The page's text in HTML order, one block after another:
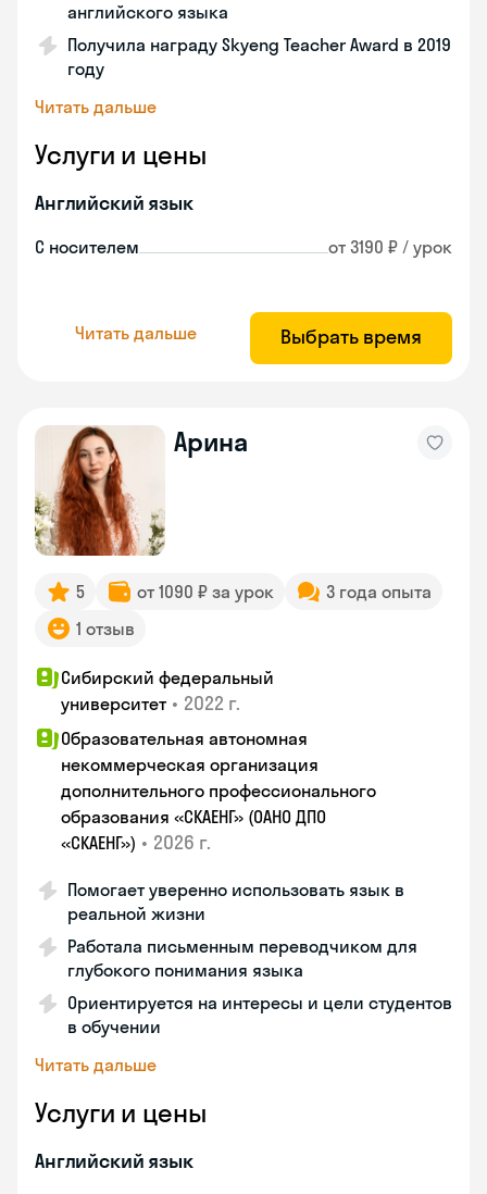
английского языка
Получила награду Skyeng Teacher Award в 2019
году
Читать дальше
Услуги и цены
Английский язык
С носителем от 3190 ₽ / урок
Читать дальше Выбрать время
Арина
5 от 1090 ₽ за урок
3 года опыта
1 отзыв
Сибирский федеральный
университет • 2022 г.
Образовательная автономная
некоммерческая организация
дополнительного профессионального
образования «СКАЕНГ» (ОАНО ДПО
«СКАЕНГ») • 2026 г.
Помогает уверенно использовать язык в
реальной жизни
Работала письменным переводчиком для
глубокого понимания языка
Ориентируется на интересы и цели студентов
в обучении
Читать дальше
Услуги и цены
Английский язык